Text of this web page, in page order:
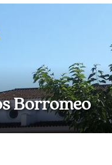
Borromeo